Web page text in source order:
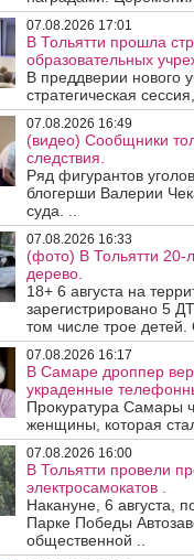
07.08.2026 17:01
В Тольятти прошла
образовательных
В преддверии нового
стратегическая
07.08.2026 16:49
(видео) Сообщники
следствия.
Ряд фигурантов
блогерши Валерии
суда. ..
07.08.2026 16:33
(фото) В Тольятти 20-
дерево.
18+ 6 августа на
зарегистрировано 5
том числе трое
07.08.2026 16:17
В Самаре дроппер
украденные
Прокуратура Самары
женщины, которая
07.08.2026 16:00
В Тольятти провели
электросамокатов .
Накануне, 6 августа,
Парке Победы
общественной ..